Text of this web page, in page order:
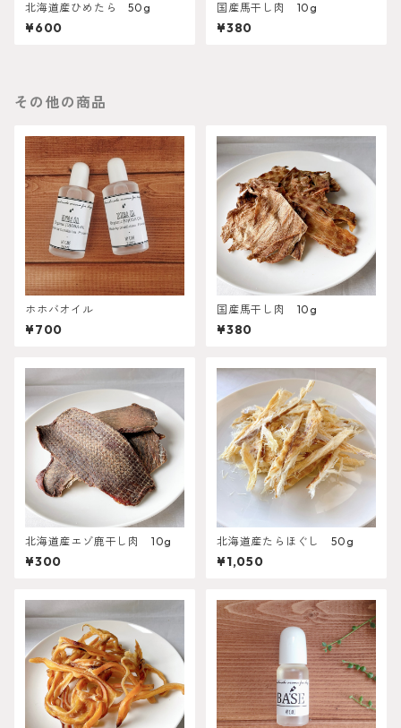
北海道産ひめたら 50g
¥600
国産馬干し肉 10g
¥380
その他の商品
ホホバオイル
¥700
国産馬干し肉 10g
¥380
北海道産エゾ鹿干し肉 10g
¥300
北海道産たらほぐし 50g
¥1,050